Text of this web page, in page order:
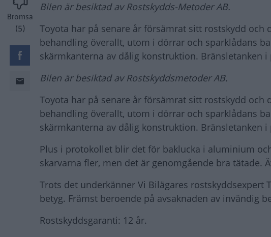
Bromsa
(5)
Bilen är besiktad av Rostskydds-Metoder AB.
Toyota har på senare år försämrat sitt rostskydd och
behandling överallt, utom i dörrar och sparklådans
skärmkanterna av dålig konstruktion. Bränsletanken
Bilen är besiktad av Rostskyddsmetoder AB.
Toyota har på senare år försämrat sitt rostskydd och
behandling överallt, utom i dörrar och sparklådans
skärmkanterna av dålig konstruktion. Bränsletanken
Plus i protokollet blir det för baklucka i aluminium
skarvarna fler, men det är genomgående bra tätade.
Trots det underkänner Vi Bilägares rostskyddsexpert
betyg. Främst beroende på avsaknaden av invändig
Rostskyddsgaranti: 12 år.